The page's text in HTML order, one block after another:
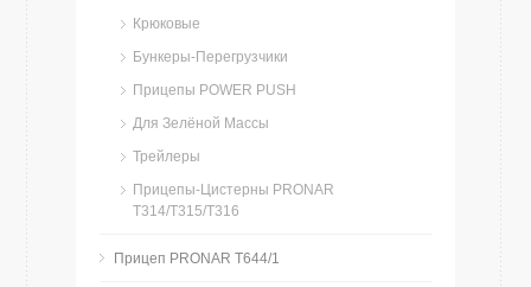
Крюковые
Бункеры-Перегрузчики
Прицепы POWER PUSH
Для Зелёной Массы
Трейлеры
Прицепы-Цистерны PRONAR
T314/T315/T316
Прицеп PRONAR T644/1